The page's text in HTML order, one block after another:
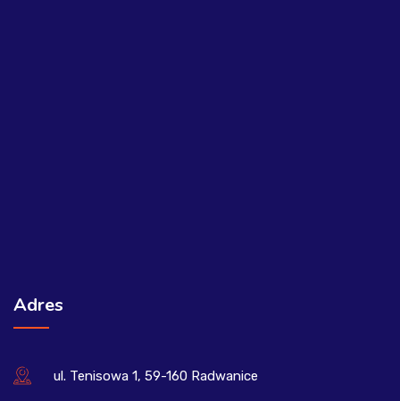
Adres
ul. Tenisowa 1, 59-160 Radwanice